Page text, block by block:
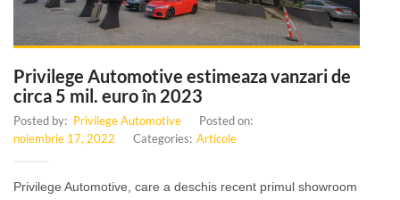
Privilege Automotive estimeaza vanzari de
circa 5 mil. euro în 2023
Posted by: Privilege Automotive
Posted on:
noiembrie 17, 2022
Categories: Articole
Privilege Automotive, care a deschis recent primul showroom